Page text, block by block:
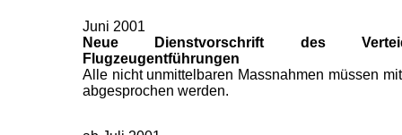
Juni 2001
Neue Dienstvorschrift des
Flugzeugentführungen
Alle nicht unmittelbaren Massnahmen müssen
abgesprochen werden.